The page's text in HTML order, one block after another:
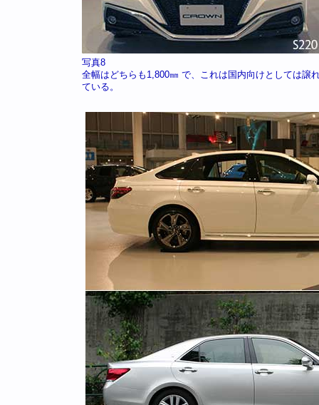
写真8
全幅はどちらも1,800㎜ で、これは国内向けとしては譲
ている。